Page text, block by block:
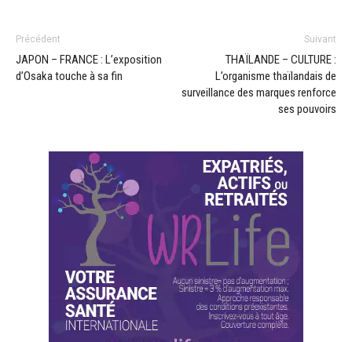
Précédent
JAPON – FRANCE : L’exposition
d’Osaka touche à sa fin
Suivant
THAÏLANDE – CULTURE :
L’organisme thaïlandais de
surveillance des marques renforce
ses pouvoirs